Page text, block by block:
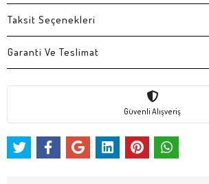
Taksit Seçenekleri
Garanti Ve Teslimat
Güvenli Alışveriş